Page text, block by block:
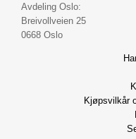
Avdeling Oslo:
Breivollveien 25
0668 Oslo
Kjøpsvilkår